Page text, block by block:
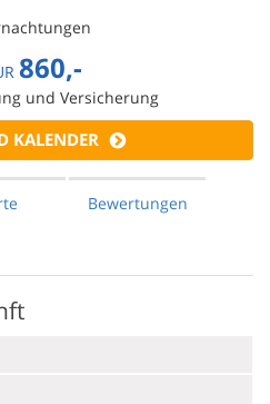
860,-
und Versicherung
KALENDER
Bewertungen